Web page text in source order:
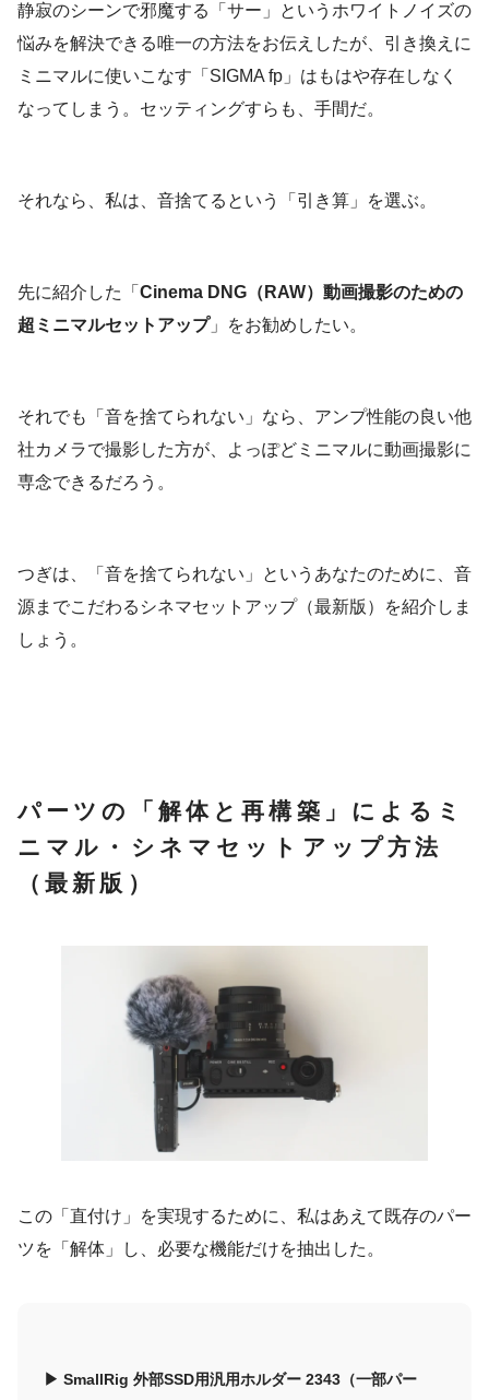
静寂のシーンで邪魔する「サー」というホワイトノイズの
悩みを解決できる唯一の方法をお伝えしたが、引き換えに
ミニマルに使いこなす「SIGMA fp」はもはや存在しなく
なってしまう。セッティングすらも、手間だ。
それなら、私は、音捨てるという「引き算」を選ぶ。
先に紹介した「 Cinema DNG（RAW）動画撮影のための
超ミニマルセットアップ」をお勧めしたい。
それでも「音を捨てられない」なら、アンプ性能の良い他
社カメラで撮影した方が、よっぽどミニマルに動画撮影に
専念できるだろう。
つぎは、「音を捨てられない」というあなたのために、音
源までこだわるシネマセットアップ（最新版）を紹介しま
しょう。
パーツの「解体と再構築」によるミ
ニマル・シネマセットアップ方法
（最新版）
この「直付け」を実現するために、私はあえて既存のパー
ツを「解体」し、必要な機能だけを抽出した。
▶︎ SmallRig 外部SSD用汎用ホルダー 2343（一部パー